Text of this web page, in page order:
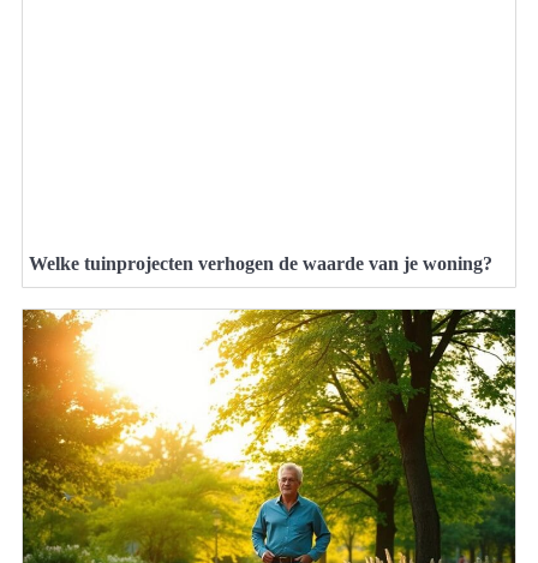
Welke tuinprojecten verhogen de waarde van je woning?